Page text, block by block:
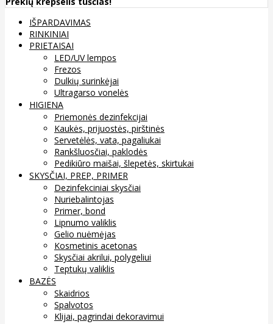
IŠPARDAVIMAS
RINKINIAI
PRIETAISAI
LED/UV lempos
Frezos
Dulkių surinkėjai
Ultragarso vonelės
HIGIENA
Priemonės dezinfekcijai
Kaukės, prijuostės, pirštinės
Servetėlės, vata, pagaliukai
Rankšluosčiai, paklodės
Pedikiūro maišai, šlepetės, skirtukai
SKYSČIAI, PREP, PRIMER
Dezinfekciniai skysčiai
Nuriebalintojas
Primer, bond
Lipnumo valiklis
Gelio nuėmėjas
Kosmetinis acetonas
Skysčiai akrilui, polygeliui
Teptukų valiklis
BAZĖS
Skaidrios
Spalvotos
Klijai, pagrindai dekoravimui